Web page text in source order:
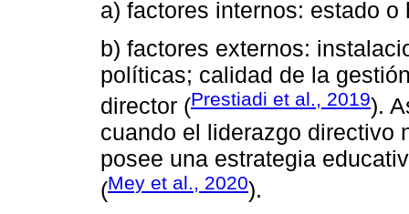
a) factores internos: estado
b) factores externos:
políticas; calidad de la
director (Prestiadi et al., 2019).
cuando el liderazgo directivo
posee una estrategia
(Mey et al., 2020).